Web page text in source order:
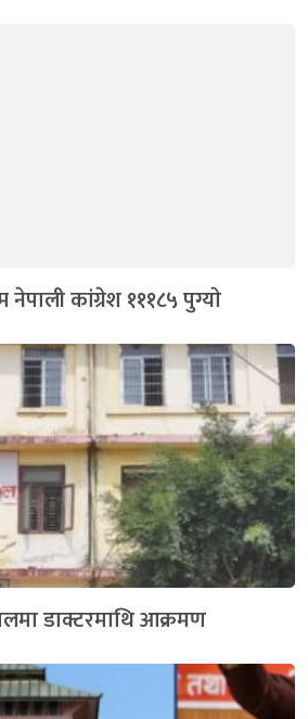
नेपाली कांग्रेश १११८५ पुग्याे
डाक्टरमाथि आक्रमण